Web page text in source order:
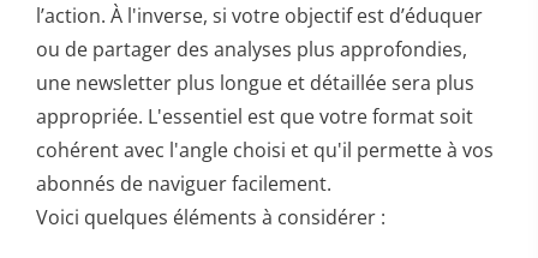
l’action. À l'inverse, si votre objectif est d’éduquer
ou de partager des analyses plus approfondies,
une newsletter plus longue et détaillée sera plus
appropriée. L'essentiel est que votre format soit
cohérent avec l'angle choisi et qu'il permette à vos
abonnés de naviguer facilement.
Voici quelques éléments à considérer :